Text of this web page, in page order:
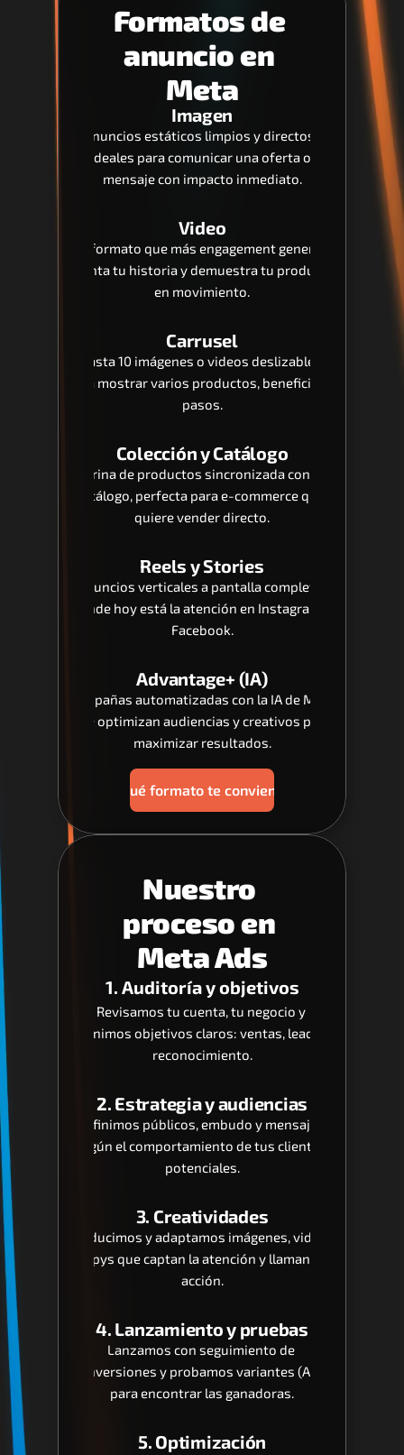
Formatos de
anuncio en
Meta
Imagen
Anuncios estáticos limpios y directos,
ideales para comunicar una oferta o
mensaje con impacto inmediato.
Video
El formato que más engagement genera:
cuenta tu historia y demuestra tu producto
en movimiento.
Carrusel
Hasta 10 imágenes o videos deslizables
para mostrar varios productos, beneficios o
pasos.
Colección y Catálogo
Vitrina de productos sincronizada con tu
catálogo, perfecta para e-commerce que
quiere vender directo.
Reels y Stories
Anuncios verticales a pantalla completa,
donde hoy está la atención en Instagram y
Facebook.
Advantage+ (IA)
Campañas automatizadas con la IA de Meta
que optimizan audiencias y creativos para
maximizar resultados.
¿Qué formato te conviene?
Nuestro
proceso en
Meta Ads
1. Auditoría y objetivos
Revisamos tu cuenta, tu negocio y
definimos objetivos claros: ventas, leads o
reconocimiento.
2. Estrategia y audiencias
Definimos públicos, embudo y mensajes
según el comportamiento de tus clientes
potenciales.
3. Creatividades
Producimos y adaptamos imágenes, videos
y copys que captan la atención y llaman a la
acción.
4. Lanzamiento y pruebas
Lanzamos con seguimiento de
conversiones y probamos variantes (A/B)
para encontrar las ganadoras.
5. Optimización